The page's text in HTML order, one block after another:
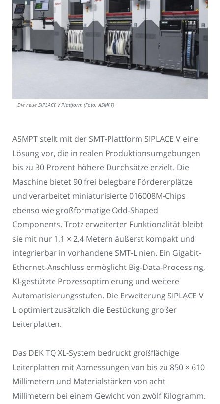
Die neue SIPLACE V Plattform (Foto: ASMPT)
ASMPT stellt mit der SMT-Plattform SIPLACE V eine
Lösung vor, die in realen Produktionsumgebungen
bis zu 30 Prozent höhere Durchsätze erzielt. Die
Maschine bietet 90 frei belegbare Fördererplätze
und verarbeitet miniaturisierte 016008M-Chips
ebenso wie großformatige Odd-Shaped
Components. Trotz erweiterter Funktionalität bleibt
sie mit nur 1,1 × 2,4 Metern äußerst kompakt und
integrierbar in vorhandene SMT-Linien. Ein Gigabit-
Ethernet-Anschluss ermöglicht Big-Data-Processing,
KI-gestützte Prozessoptimierung und weitere
Automatisierungsstufen. Die Erweiterung SIPLACE V
L optimiert zusätzlich die Bestückung großer
Leiterplatten.
Das DEK TQ XL-System bedruckt großflächige
Leiterplatten mit Abmessungen von bis zu 850 × 610
Millimetern und Materialstärken von acht
Millimetern bei einem Gewicht von zwölf Kilogramm.